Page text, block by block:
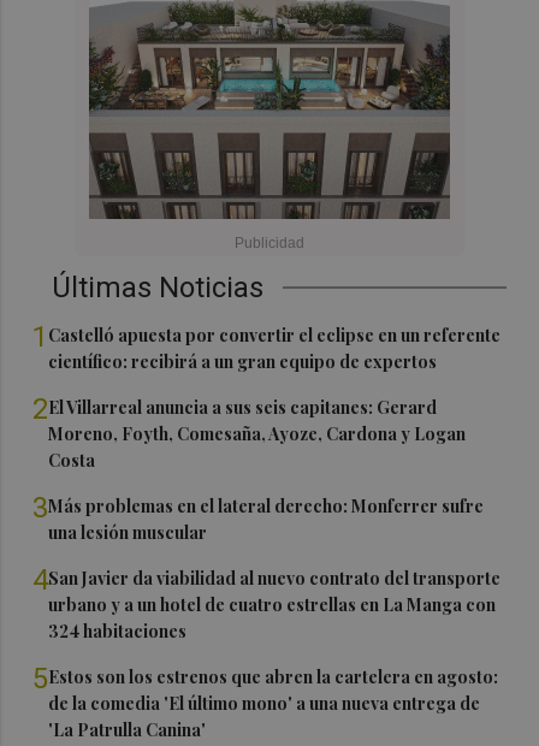
Últimas Noticias
1 Castelló apuesta por convertir el eclipse en un referente
científico: recibirá a un gran equipo de expertos
2El Villarreal anuncia a sus seis capitanes: Gerard
Moreno, Foyth, Comesaña, Ayoze, Cardona y Logan
Costa
3Más problemas en el lateral derecho: Monferrer sufre
una lesión muscular
4San Javier da viabilidad al nuevo contrato del transporte
urbano y a un hotel de cuatro estrellas en La Manga con
324 habitaciones
5Estos son los estrenos que abren la cartelera en agosto:
de la comedia 'El último mono' a una nueva entrega de
'La Patrulla Canina'